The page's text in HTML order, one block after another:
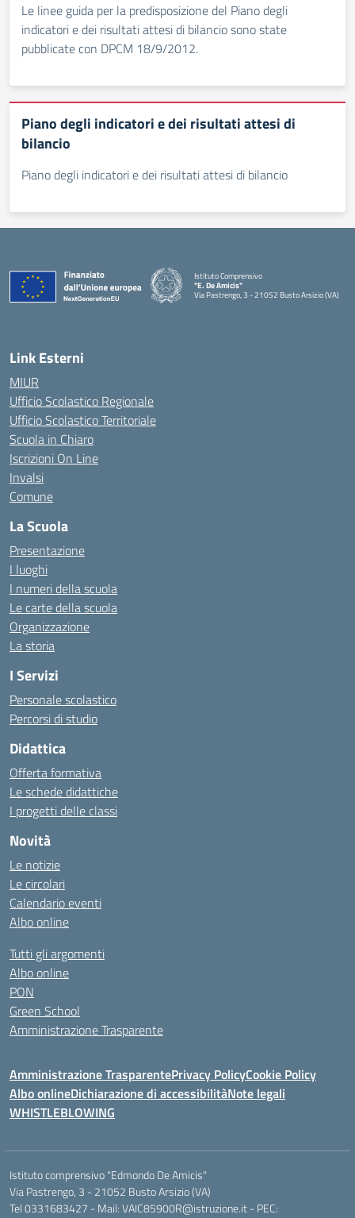
Le linee guida per la predisposizione del Piano degli
indicatori e dei risultati attesi di bilancio sono state
pubblicate con DPCM 18/9/2012.
Piano degli indicatori e dei risultati attesi di
bilancio
Piano degli indicatori e dei risultati attesi di bilancio
Istituto Comprensivo
"E. De Amicis"
Via Pastrengo, 3 - 21052 Busto Arsizio (VA)
Link Esterni
MIUR
Ufficio Scolastico Regionale
Ufficio Scolastico Territoriale
Scuola in Chiaro
Iscrizioni On Line
Invalsi
Comune
La Scuola
Presentazione
I luoghi
I numeri della scuola
Le carte della scuola
Organizzazione
La storia
I Servizi
Personale scolastico
Percorsi di studio
Didattica
Offerta formativa
Le schede didattiche
I progetti delle classi
Novità
Le notizie
Le circolari
Calendario eventi
Albo online
Tutti gli argomenti
Albo online
PON
Green School
Amministrazione Trasparente
Amministrazione TrasparentePrivacy PolicyCookie Policy
Albo onlineDichiarazione di accessibilitàNote legali
WHISTLEBLOWING
Istituto comprensivo "Edmondo De Amicis"
Via Pastrengo, 3 - 21052 Busto Arsizio (VA)
Tel 0331683427 - Mail: VAIC85900R@istruzione.it - PEC: